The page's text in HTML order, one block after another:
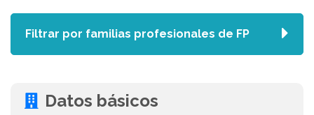
Datos básicos
Filtrar por familias profesionales de FP